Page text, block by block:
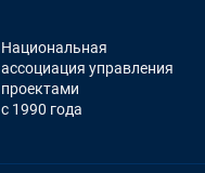
Национальная
ассоциация управления
проектами
с 1990 года